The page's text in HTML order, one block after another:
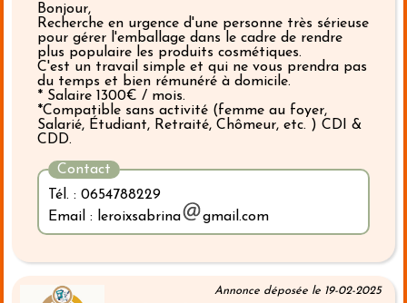
Bonjour,
Recherche en urgence d'une personne très sérieuse
pour gérer l'emballage dans le cadre de rendre
plus populaire les produits cosmétiques.
C'est un travail simple et qui ne vous prendra pas
du temps et bien rémunéré à domicile.
* Salaire 1300€ / mois.
*Compatible sans activité (femme au foyer,
Salarié, Étudiant, Retraité, Chômeur, etc. ) CDI &
CDD.
Contact
Tél. : 0654788229
Email : leroixsabrina
gmail.com
Annonce déposée le 19-02-2025